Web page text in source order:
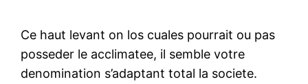
Ce haut levant on los cuales pourrait ou pas
posseder le acclimatee, il semble votre
denomination s’adaptant total la societe.